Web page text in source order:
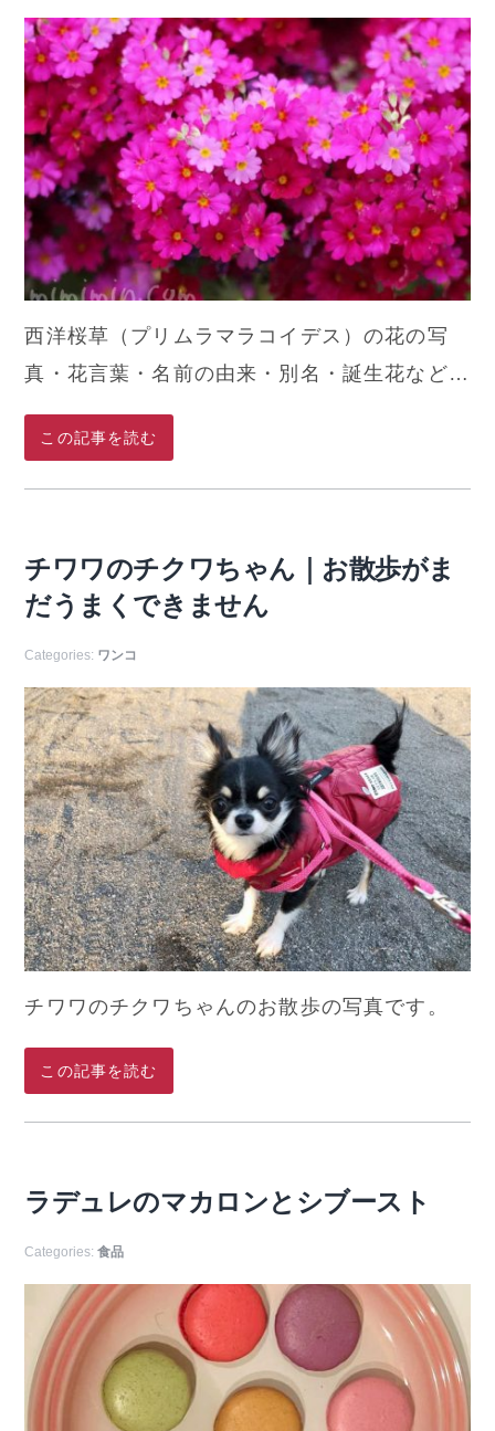
西洋桜草（プリムラマラコイデス）の花の写
真・花言葉・名前の由来・別名・誕生花など…
この記事を読む
チワワのチクワちゃん｜お散歩がま
だうまくできません
Categories: ワンコ
チワワのチクワちゃんのお散歩の写真です。
この記事を読む
ラデュレのマカロンとシブースト
Categories:食品